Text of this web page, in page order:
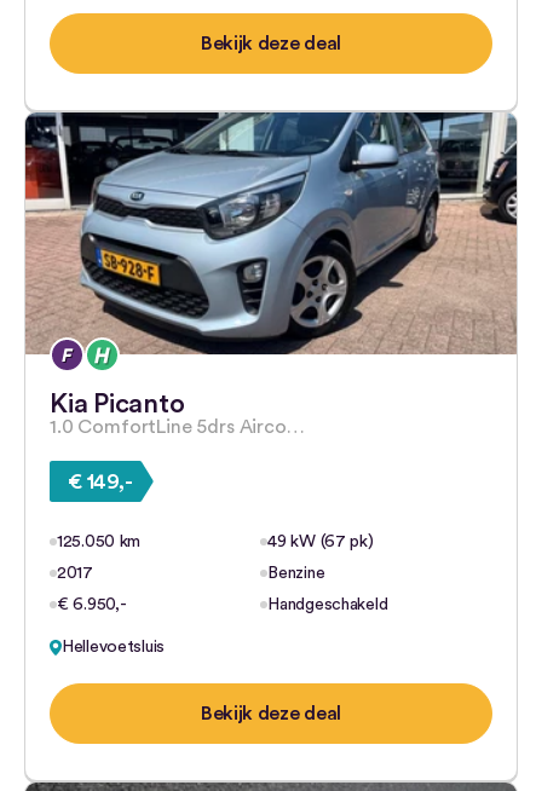
Bekijk deze deal
Kia Picanto
1.0 ComfortLine 5drs Airco…
€ 149,-
125.050 km
49 kW (67 pk)
2017
Benzine
€ 6.950,-
Handgeschakeld
Hellevoetsluis
Bekijk deze deal